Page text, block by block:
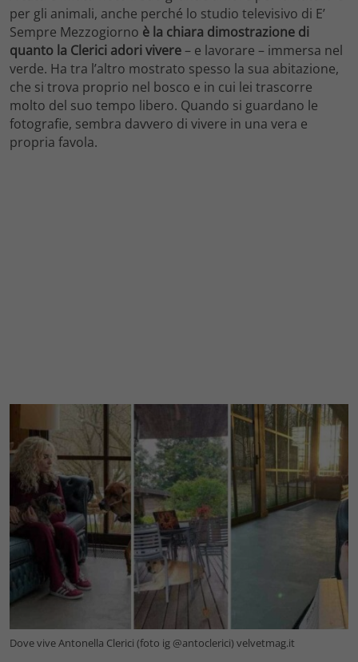
per gli animali, anche perché lo studio televisivo di E’
Sempre Mezzogiorno è la chiara dimostrazione di
quanto la Clerici adori vivere– e lavorare – immersa nel
verde. Ha tra l’altro mostrato spesso la sua abitazione,
che si trova proprio nel bosco e in cui lei trascorre
molto del suo tempo libero. Quando si guardano le
fotografie, sembra davvero di vivere in una vera e
propria favola.
Dove vive Antonella Clerici (foto ig @antoclerici) velvetmag.it